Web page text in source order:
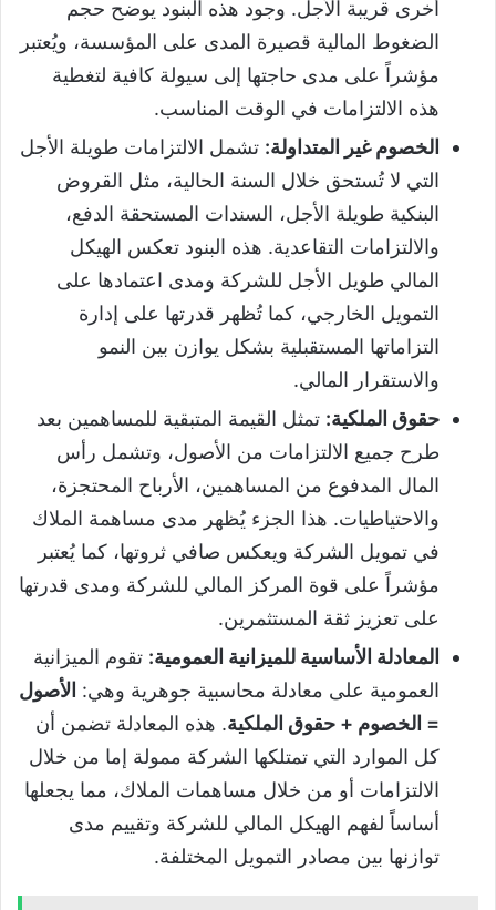
أخرى قريبة الأجل. وجود هذه البنود يوضح حجم
الضغوط المالية قصيرة المدى على المؤسسة، ويُعتبر
مؤشراً على مدى حاجتها إلى سيولة كافية لتغطية
هذه الالتزامات في الوقت المناسب.
الخصوم غير المتداولة: تشمل الالتزامات طويلة الأجل
التي لا تُستحق خلال السنة الحالية، مثل القروض
البنكية طويلة الأجل، السندات المستحقة الدفع،
والالتزامات التقاعدية. هذه البنود تعكس الهيكل
المالي طويل الأجل للشركة ومدى اعتمادها على
التمويل الخارجي، كما تُظهر قدرتها على إدارة
التزاماتها المستقبلية بشكل يوازن بين النمو
والاستقرار المالي.
حقوق الملكية: تمثل القيمة المتبقية للمساهمين بعد
طرح جميع الالتزامات من الأصول، وتشمل رأس
المال المدفوع من المساهمين، الأرباح المحتجزة،
والاحتياطيات. هذا الجزء يُظهر مدى مساهمة الملاك
في تمويل الشركة ويعكس صافي ثروتها، كما يُعتبر
مؤشراً على قوة المركز المالي للشركة ومدى قدرتها
على تعزيز ثقة المستثمرين.
المعادلة الأساسية للميزانية العمومية: تقوم الميزانية
العمومية على معادلة محاسبية جوهرية وهي: الأصول
= الخصوم + حقوق الملكية. هذه المعادلة تضمن أن
كل الموارد التي تمتلكها الشركة ممولة إما من خلال
الالتزامات أو من خلال مساهمات الملاك، مما يجعلها
أساساً لفهم الهيكل المالي للشركة وتقييم مدى
توازنها بين مصادر التمويل المختلفة.